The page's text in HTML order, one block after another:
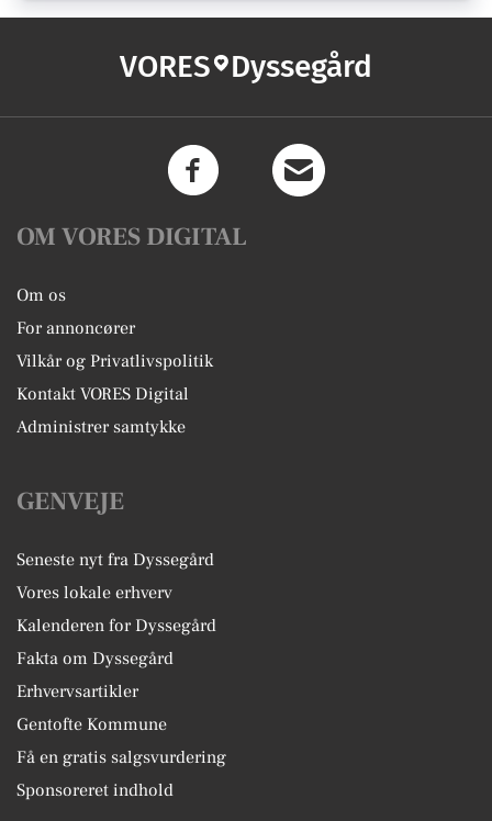
VORES Dyssegård
OM VORES DIGITAL
Om os
For annoncører
Vilkår og Privatlivspolitik
Kontakt VORES Digital
Administrer samtykke
GENVEJE
Seneste nyt fra Dyssegård
Vores lokale erhverv
Kalenderen for Dyssegård
Fakta om Dyssegård
Erhvervsartikler
Gentofte Kommune
Få en gratis salgsvurdering
Sponsoreret indhold